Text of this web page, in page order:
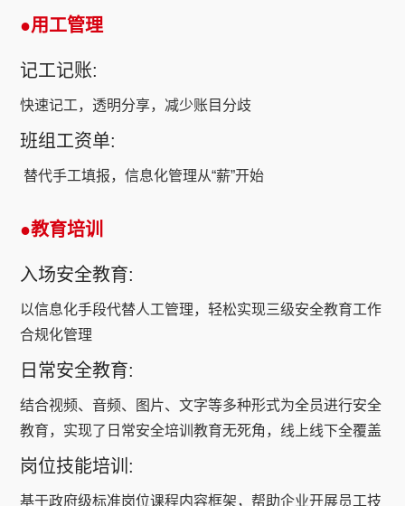
●用工管理
记工记账:
快速记工，透明分享，减少账目分歧
班组工资单:
替代手工填报，信息化管理从“薪”开始
●教育培训
入场安全教育:
以信息化手段代替人工管理，轻松实现三级安全教育工作
合规化管理
日常安全教育:
结合视频、音频、图片、文字等多种形式为全员进行安全
教育，实现了日常安全培训教育无死角，线上线下全覆盖
岗位技能培训:
基于政府级标准岗位课程内容框架，帮助企业开展员工技